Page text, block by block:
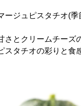
ージュピスタチオ(
さとクリームチーズ
スタチオの彩りと食